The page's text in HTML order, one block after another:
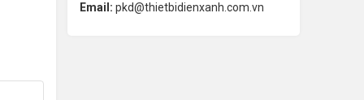
Email: pkd@thietbidienxanh.com.vn